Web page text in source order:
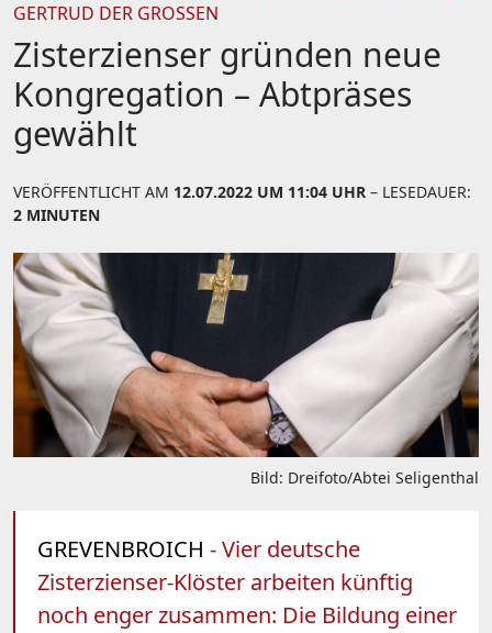
GERTRUD DER GROSSEN
Zisterzienser gründen neue
Kongregation – Abtpräses
gewählt
VERÖFFENTLICHT AM 12.07.2022 UM 11:04 UHR – LESEDAUER:
2 MINUTEN
Bild: Dreifoto/Abtei Seligenthal
GREVENBROICH - Vier deutsche
Zisterzienser-Klöster arbeiten künftig
noch enger zusammen: Die Bildung einer